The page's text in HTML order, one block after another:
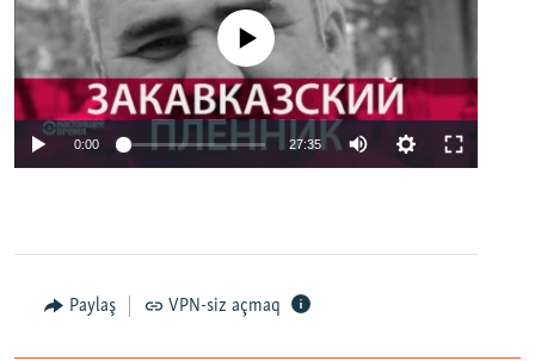
No media source currently available
0:00 27:35
Paylaş VPN-siz açmaq